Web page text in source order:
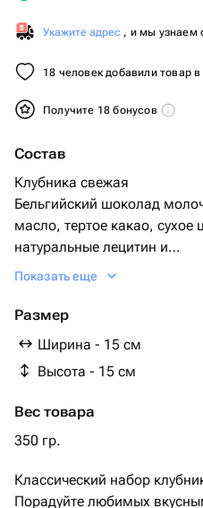
Укажите адрес , и мы узнаем
18 человек добавили товар
Получите 18 бонусов
Состав
Клубника свежая
Бельгийский шоколад
масло, тертое какао, сухое
натуральные лецитин и
ваниль
48 %, масло какао 25,9 %,
ванили
Украшение:
Голубика
Показать еще
Размер
Ширина - 15 см
Высота - 15 см
Вес товара
350 гр.
Классический набор
Порадуйте любимых